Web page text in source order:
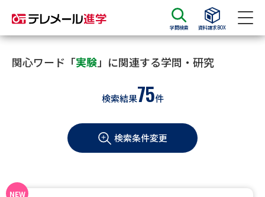
学問検索 資料請求BOX
資料請求 資料検索
大学・短大の資料種類から請求
学部・学科パンフ
関心ワード「実験」に関連する学問・研究
検索結果75件
検索条件変更